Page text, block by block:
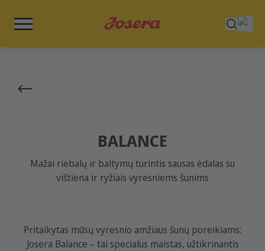
BALANCE
Mažai riebalų ir baltymų turintis sausas ėdalas su
vištiena ir ryžiais vyresniems šunims
Pritaikytas mūsų vyresnio amžiaus šunų poreikiams:
Josera Balance – tai specialus maistas, užtikrinantis